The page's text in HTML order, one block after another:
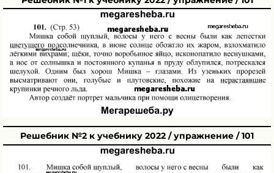
Решебник №2 к учебнику 2022 / упражнение / 101